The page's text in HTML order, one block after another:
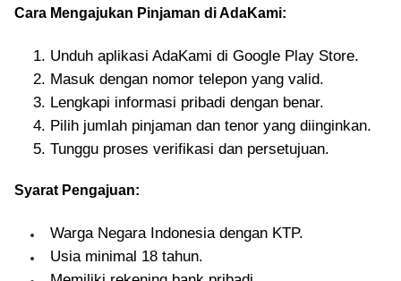
Cara Mengajukan Pinjaman di AdaKami:
Unduh aplikasi AdaKami di Google Play Store.
Masuk dengan nomor telepon yang valid.
Lengkapi informasi pribadi dengan benar.
Pilih jumlah pinjaman dan tenor yang diinginkan.
Tunggu proses verifikasi dan persetujuan.
Syarat Pengajuan:
Warga Negara Indonesia dengan KTP.
Usia minimal 18 tahun.